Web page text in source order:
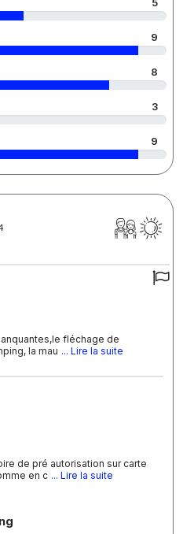
5
9
8
3
9
fléchage de
la mau ... Lire la suite
de pré autorisation sur carte
en c ... Lire la suite